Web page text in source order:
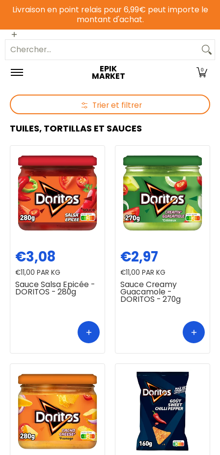
Passer au contenu principal
Livraison en point relais pour 6,99€ peut importe le
montant d'achat.
Epicerie sucrée
Chercher...
EPIK
MARKET
0
Passer au contenu principalTrier et filtrer
TUILES, TORTILLAS ET SAUCES
Sauce Salsa Epicée -
DORITOS - 280g
€3,08
€11,00 PAR KG
Sauce Creamy
Guacamole -
DORITOS - 270g
€2,97
€11,00 PAR KG